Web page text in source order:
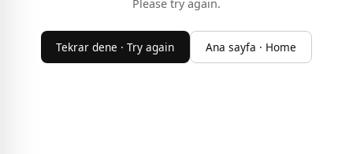
Please try again.
Tekrar dene · Try again Ana sayfa · Home